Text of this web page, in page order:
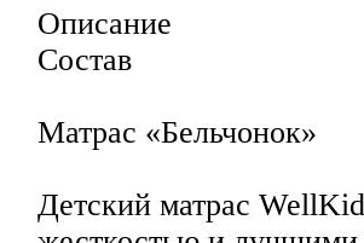
Описание
Состав
Матрас «Бельчонок»
Детский матрас